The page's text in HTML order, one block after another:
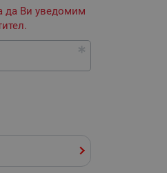
да Ви уведомим